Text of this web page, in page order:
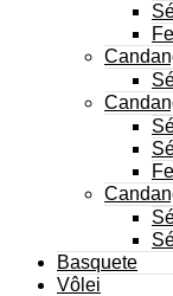
Basquete
Vôlei